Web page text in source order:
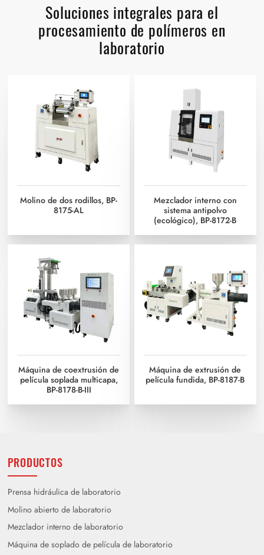
Soluciones integrales para el
procesamiento de polímeros en
laboratorio
Molino de dos rodillos, BP-
8175-AL
Mezclador interno con
sistema antipolvo
(ecológico), BP-8172-B
Máquina de coextrusión de
película soplada multicapa,
BP-8178-B-III
Máquina de extrusión de
película fundida, BP-8187-B
PRODUCTOS
Prensa hidráulica de laboratorio
Molino abierto de laboratorio
Mezclador interno de laboratorio
Máquina de soplado de película de laboratorio